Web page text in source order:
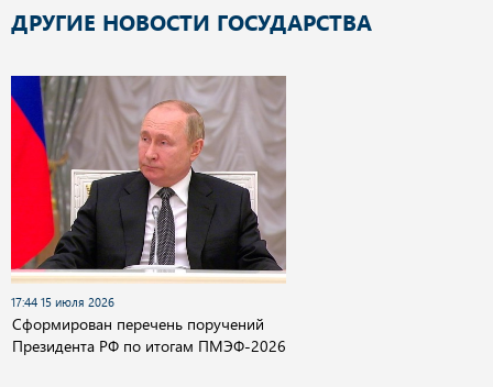
ДРУГИЕ НОВОСТИ ГОСУДАРСТВА
17:44 15 июля 2026
Сформирован перечень поручений
Президента РФ по итогам ПМЭФ-2026